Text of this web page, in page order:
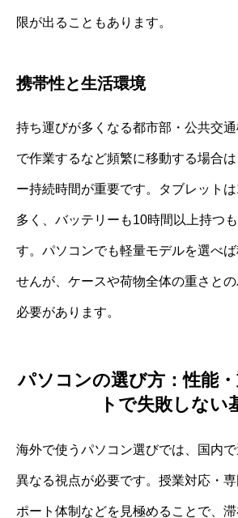
限が出ることもあります。
携帯性と生活環境
持ち運びが多くなる都市部・公共交
で作業するなど頻繁に移動する場合
ー持続時間が重要です。タブレット
多く、バッテリーも10時間以上持つ
す。パソコンでも軽量モデルを選べ
せんが、ケースや荷物全体の重さと
必要があります。
パソコンの選び方：性能
トで失敗しない
海外で使うパソコン選びでは、国内
異なる視点が必要です。授業対応・
ポート体制などを見極めることで、